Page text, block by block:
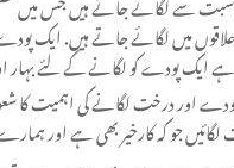
علاقوں میں لگائے جاتے ہیں.
ہے ایک پودے کو لگانے کے لئے
اور درخت لگانے کی اہمیت کا
جو کہ کارخیر بھی ہے اور ہمارے